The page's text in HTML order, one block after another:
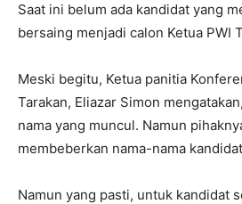
Saat ini belum ada kandidat yang
bersaing menjadi calon Ketua PWI
Meski begitu, Ketua panitia
Tarakan, Eliazar Simon
nama yang muncul. Namun
membeberkan nama-nama
Namun yang pasti, untuk kandidat